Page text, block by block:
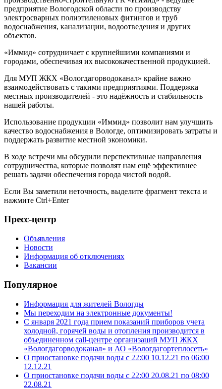
предприятие Вологодской области по производству
электросварных полиэтиленовых фитингов и труб
водоснабжения, канализации, водоотведения и других
объектов.
«Иммид» сотрудничает с крупнейшими компаниями и
городами, обеспечивая их высококачественной продукцией.
Для МУП ЖКХ «Вологдагорводоканал» крайне важно
взаимодействовать с такими предприятиями. Поддержка
местных производителей - это надёжность и стабильность
нашей работы.
Использование продукции «Иммид» позволит нам улучшить
качество водоснабжения в Вологде, оптимизировать затраты и
поддержать развитие местной экономики.
В ходе встречи мы обсудили перспективные направления
сотрудничества, которые позволят нам ещё эффективнее
решать задачи обеспечения города чистой водой.
Если Вы заметили неточность, выделите фрагмент текста и
нажмите Ctrl+Enter
Пресс-центр
Объявления
Новости
Информация об отключениях
Вакансии
Популярное
Информация для жителей Вологды
Мы переходим на электронные документы!
С января 2021 года прием показаний приборов учета
холодной, горячей воды и отопления производится в
объединенном call-центре организаций МУП ЖКХ
«Вологдагорводоканал» и АО «Вологдагортеплосеть»
О приостановке подачи воды с 22:00 10.12.21 по 06:00
12.12.21
О приостановке подачи воды с 22:00 20.08.21 по 08:00
22.08.21